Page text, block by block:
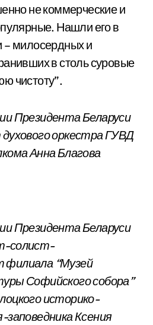
не коммерческие и
Нашли его в
милосердных и
в столь суровые
чистоту”.
Президента Беларуси
оркестра ГУВД
Анна Благова
Президента Беларуси
солист-
“Музей
Софийского собора”
историко-
заповедника Ксения